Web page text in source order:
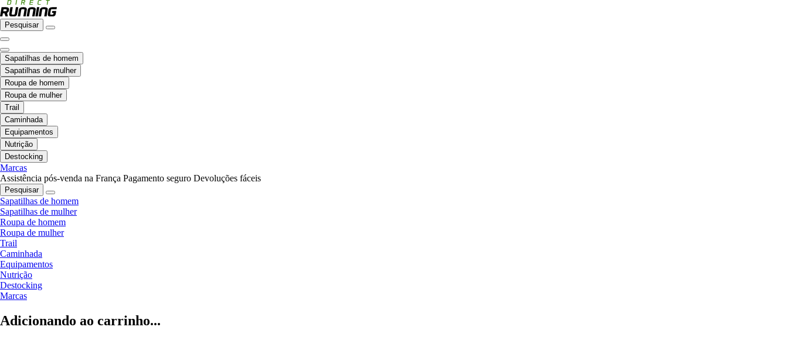
Pesquisar
Sapatilhas de homem
Sapatilhas de mulher
Roupa de homem
Roupa de mulher
Trail
Caminhada
Equipamentos
Nutrição
Destocking
Marcas
Assistência pós-venda na França Pagamento seguro Devoluções fáceis
Pesquisar
Sapatilhas de homem
Sapatilhas de mulher
Roupa de homem
Roupa de mulher
Trail
Caminhada
Equipamentos
Nutrição
Destocking
Marcas
Adicionando ao carrinho...